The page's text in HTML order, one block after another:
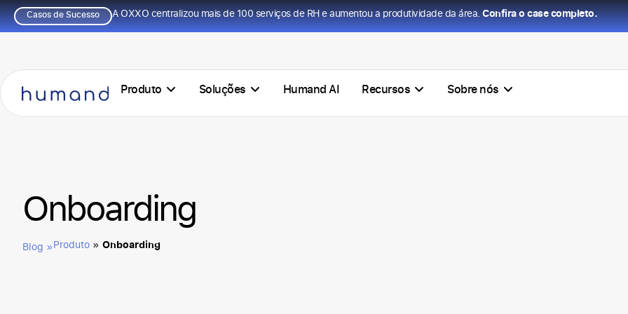
Casos de Sucesso A OXXO centralizou mais de 100 serviços de RH e aumentou a produtividade da área.Confira o case completo.
Produto Soluções Humand AI Recursos Sobre nós
Onboarding
Blog »Produto » Onboarding